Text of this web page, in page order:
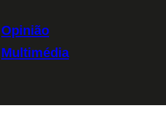
Opinião
Multimédia